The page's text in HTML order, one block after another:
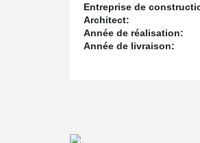
Entreprise de
Architect:
Année de réalisation:
Année de livraison: